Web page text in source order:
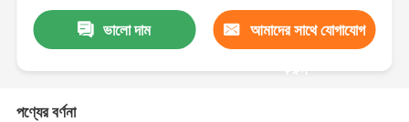
ভালো দাম আমাদের সাথে যোগাযোগ
করুন
পণ্যের বর্ণনা